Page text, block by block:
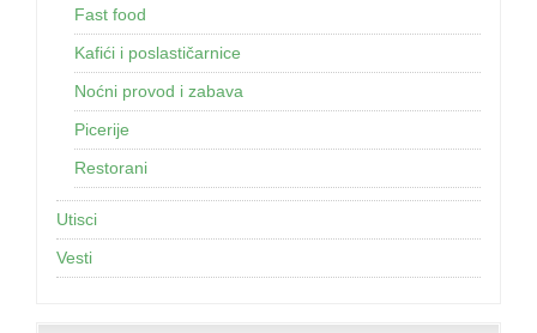
Fast food
Kafići i poslastičarnice
Noćni provod i zabava
Picerije
Restorani
Utisci
Vesti